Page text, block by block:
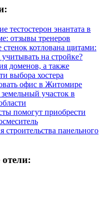
тестостерон энантата в
отзывы тренеров
стенок котлована щитами:
на стройке?
доменов, а также
выбора хостера
офис в Житомире
участок в
помогут приобрести
строительства панельного